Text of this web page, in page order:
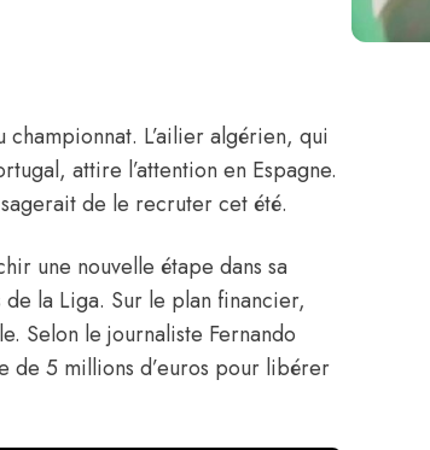
L’ailier algérien, qui
attire l’attention en Espagne.
de le recruter cet été.
une nouvelle étape dans sa
la Liga. Sur le plan financier,
Selon le journaliste Fernando
de 5 millions d’euros pour libérer